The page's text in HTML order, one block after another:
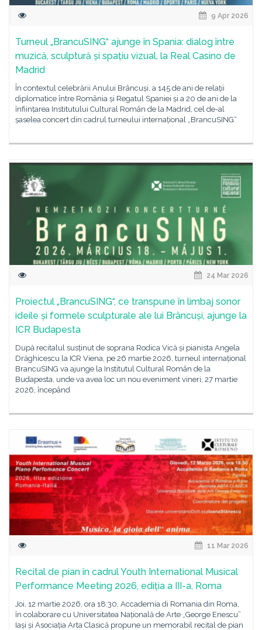
9 Apr 2026
Turneul „BrancuSING“ ajunge în Spania: dialog între
muzică, sculptură și spațiu vizual, la Real Casino de
Madrid
În contextul celebrării Anului Brâncuși, a 145 de ani de relații
diplomatice între România și Regatul Spaniei și a 20 de ani de la
înființarea Institutului Cultural Român de la Madrid, cel de-al
șaselea concert din cadrul turneului internațional „BrancuSING“
24 Mar 2026
Proiectul „BrancuSING“, ce transpune în limbaj sonor
ideile și formele sculpturale ale lui Brâncuși, ajunge la
ICR Budapesta
După recitalul susținut de soprana Rodica Vică și pianista Angela
Drăghicescu la ICR Viena, pe 26 martie 2026, turneul internațional
BrancuSING va ajunge la Institutul Cultural Român de la
Budapesta, unde va avea loc un nou eveniment vineri, 27 martie
2026, începând
11 Mar 2026
Recital de pian în cadrul Youth International Musical
Performance Meeting 2026, ediția a III-a, Roma
Joi, 12 martie 2026, ora 18:30, Accademia di Romania din Roma,
în colaborare cu Universitatea Națională de Arte „George Enescu”
Iași și Asociația Arta Clasică propune un memorabil recital de pian